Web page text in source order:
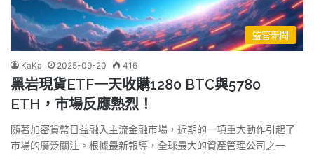
監管新聞
KaKa 2025-09-20 416
黑岩現貨ETF一天收購1280 BTC與5780
ETH，市場反應熱烈！
隨著加密貨幣日益融入主流金融市場，近期的一項重大動作引起了
市場的廣泛關注。根據最新報導，全球最大的資產管理公司之一